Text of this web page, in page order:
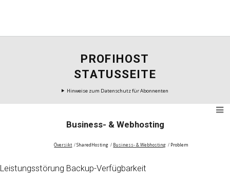
PROFIHOST
STATUSSEITE
Hinweise zum Datenschutz für Abonnenten
Business- & Webhosting
Översikt SharedHosting Business- & Webhosting Problem
Leistungsstörung Backup-Verfügbarkeit